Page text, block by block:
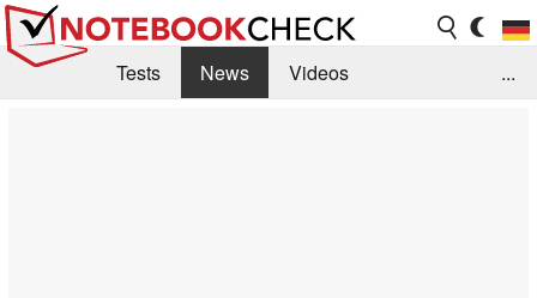
Tests News
Videos
...